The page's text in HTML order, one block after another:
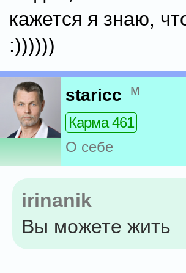
кажется я знаю,
:))))))
staricc м
Карма 461
О себе
irinanik
Вы можете жить